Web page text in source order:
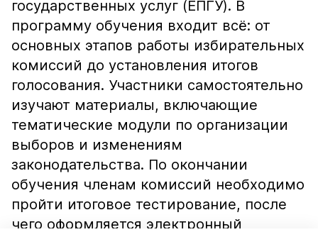
государственных услуг (ЕПГУ). В
программу обучения входит всё: от
основных этапов работы избирательных
комиссий до установления итогов
голосования. Участники самостоятельно
изучают материалы, включающие
тематические модули по организации
выборов и изменениям
законодательства. По окончании
обучения членам комиссий необходимо
пройти итоговое тестирование, после
чего оформляется электронный